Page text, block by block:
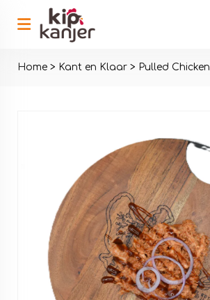
Home > Kant en Klaar > Pulled Chicken